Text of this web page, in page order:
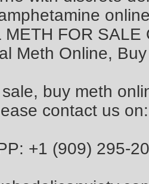
METH FOR
Meth Online,
buy meth
contact us on:
+1 (909) 295-